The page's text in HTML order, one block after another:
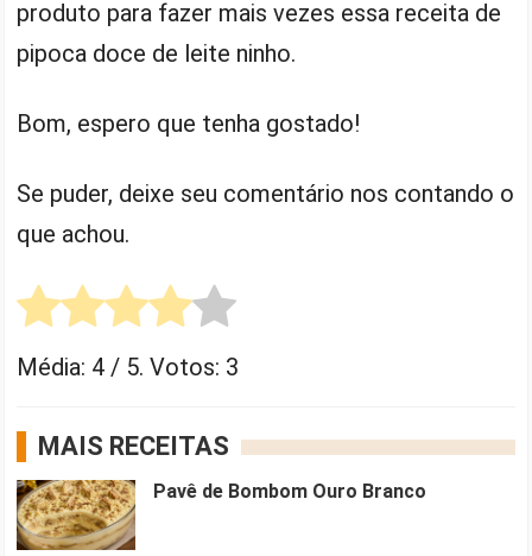
produto para fazer mais vezes essa receita de
pipoca doce de leite ninho.
Bom, espero que tenha gostado!
Se puder, deixe seu comentário nos contando o
que achou.
Média: 4 / 5. Votos: 3
MAIS RECEITAS
Pavê de Bombom Ouro Branco